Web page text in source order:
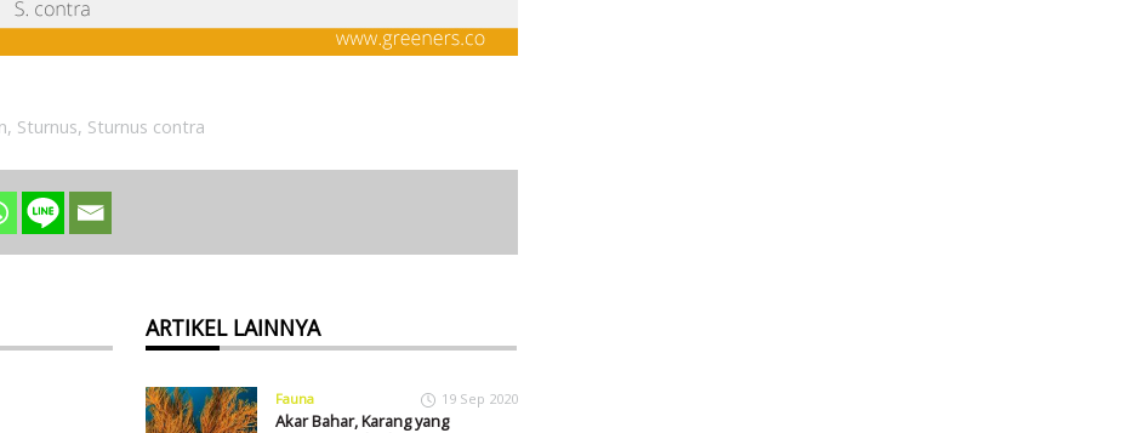
, Sturnus, Sturnus contra
ARTIKEL LAINNYA
Fauna 19 Sep 2020
Akar Bahar, Karang yang